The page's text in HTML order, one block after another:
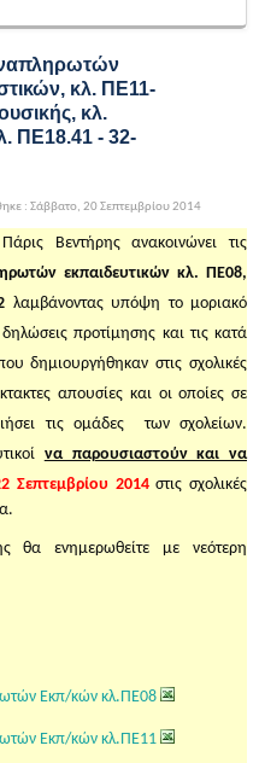
κλ. ΠΕ11-
κλ.
ΠΕ18.41 - 32-
: Σάββατο, 20 Σεπτεμβρίου 2014
Βεντήρης ανακοινώνει τις
εκπαιδευτικών κλ. ΠΕ08,
λαμβάνοντας υπόψη το μοριακό
προτίμησης και τις κατά
δημιουργήθηκαν στις σχολικές
απουσίες και οι οποίες σε
τις ομάδες των σχολείων.
να παρουσιαστούν και να
Σεπτεμβρίου 2014 στις σχολικές
θα ενημερωθείτε με νεότερη
Εκπ/κών κλ.ΠΕ08
Εκπ/κών κλ.ΠΕ11